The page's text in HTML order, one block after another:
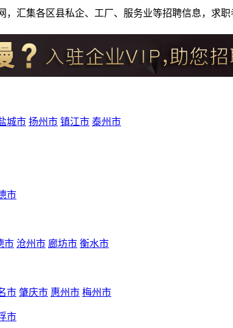
汇集各区县私企、工厂、服务业等招聘信息，求
城市 扬州市 镇江市 泰州市
市
市 沧州市 廊坊市 衡水市
市 肇庆市 惠州市 梅州市
市